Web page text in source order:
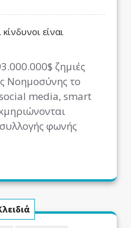
είναι
ζημιές
Νοημοσύνης το
media, smart
φωνής